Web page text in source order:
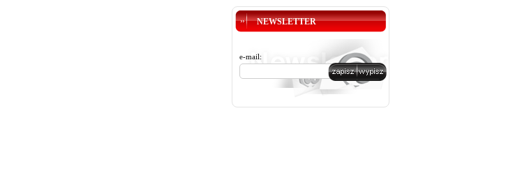
NEWSLETTER
e-mail: